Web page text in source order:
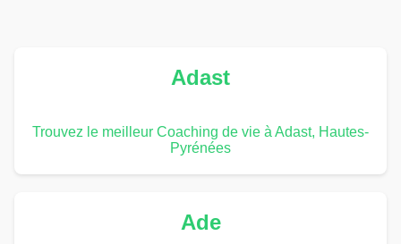
Adast
Trouvez le meilleur Coaching de vie à Adast, Hautes-
Pyrénées
Ade